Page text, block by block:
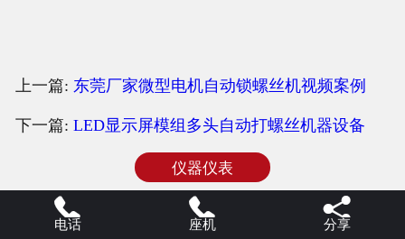
上一篇: 东莞厂家微型电机自动锁螺丝机视频案例
下一篇: LED显示屏模组多头自动打螺丝机器设备
仪器仪表

电话 
座机 
分享